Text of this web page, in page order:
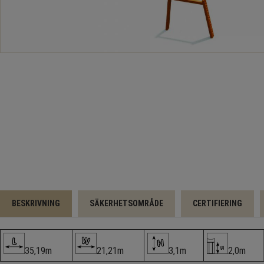
BESKRIVNING SÄKERHETSOMRÅDE CERTIFIERING
35,19m 21,21m 3,1m 2,0m